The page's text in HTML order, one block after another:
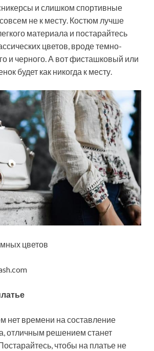
и слишком спортивные
не к месту. Костюм лучше
материала и постарайтесь
цветов, вроде темно-
и черного. А вот фисташковый или
будет как никогда к месту.
цветов
нет времени на составление
отличным решением станет
чтобы на платье не